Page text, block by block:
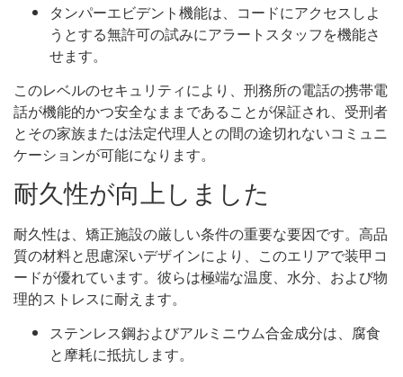
タンパーエビデント機能は、コードにアクセスしよ
うとする無許可の試みにアラートスタッフを機能さ
せます。
このレベルのセキュリティにより、刑務所の電話の携帯電
話が機能的かつ安全なままであることが保証され、受刑者
とその家族または法定代理人との間の途切れないコミュニ
ケーションが可能になります。
耐久性が向上しました
耐久性は、矯正施設の厳しい条件の重要な要因です。高品
質の材料と思慮深いデザインにより、このエリアで装甲コ
ードが優れています。彼らは極端な温度、水分、および物
理的ストレスに耐えます。
ステンレス鋼およびアルミニウム合金成分は、腐食
と摩耗に抵抗します。